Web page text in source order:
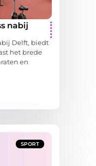
nabij
Delft, biedt
het brede
en
SPORT